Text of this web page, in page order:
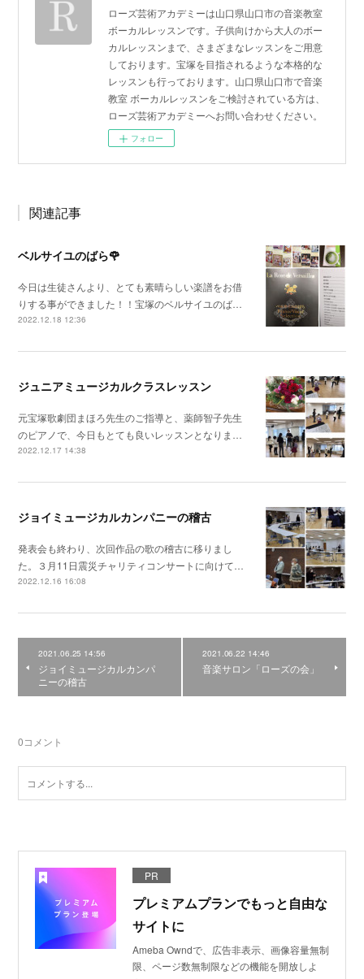
ローズ芸術アカデミーは山口県山口市の音楽教室
ボーカルレッスンです。子供向けから大人のボー
カルレッスンまで、さまざまなレッスンをご用意
しております。宝塚を目指されるような本格的な
レッスンも行っております。山口県山口市で音楽
教室 ボーカルレッスンをご検討されている方は、
ローズ芸術アカデミーへお問い合わせください。
フォロー
関連記事
ベルサイユのばら🌹
今日は生徒さんより、とても素晴らしい楽譜をお借
りする事ができました！！宝塚のベルサイユのば…
2022.12.18 12:36
ジュニアミュージカルクラスレッスン
元宝塚歌劇団まほろ先生のご指導と、薬師智子先生
のピアノで、今日もとても良いレッスンとなりま…
2022.12.17 14:38
ジョイミュージカルカンパニーの稽古
発表会も終わり、次回作品の歌の稽古に移りまし
た。３月11日震災チャリティコンサートに向けて…
2022.12.16 16:08
2021.06.25 14:56
ジョイミュージカルカンパ
ニーの稽古
2021.06.22 14:46
音楽サロン「ローズの会」
0コメント
PR
プレミアムプランでもっと自由な
サイトに
Ameba Owndで、広告非表示、画像容量無制
限、ページ数無制限などの機能を開放しよ